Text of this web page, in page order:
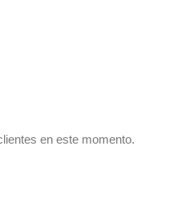
en este momento.